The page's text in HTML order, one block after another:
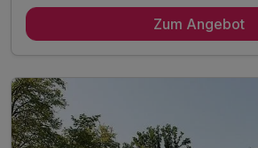
3 x reichhaltiges Frühstück vom Buffet
inkl. Nutzung des 28° warmen
inkl. Nutzung des Wellnessbereiches
inkl. flauschige Leihbademäntel &
Zum Angebot